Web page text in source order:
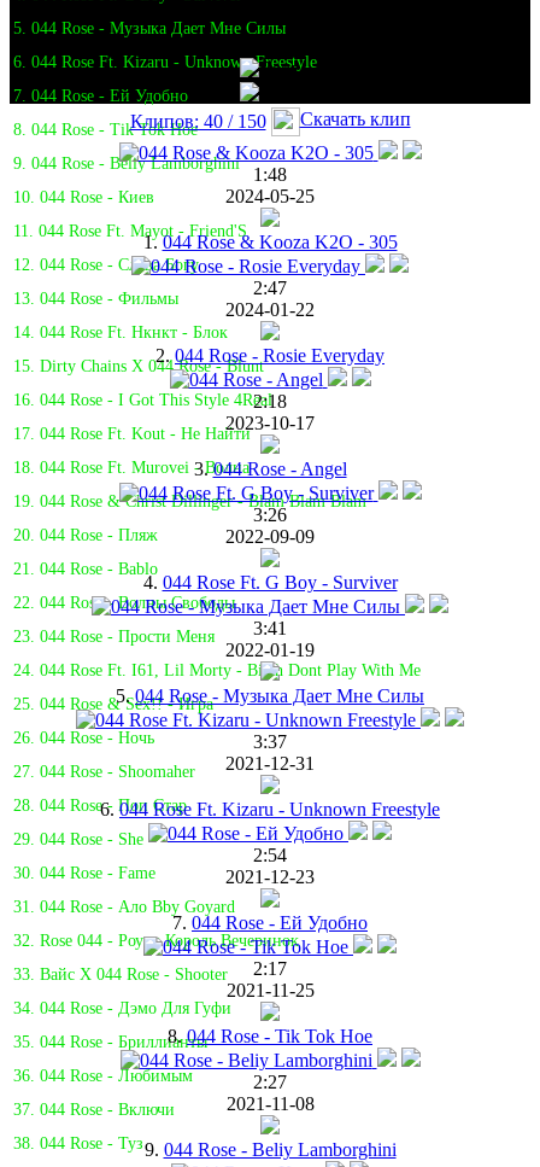
5. 044 Rose - Музыка Дает Мне Силы
6. 044 Rose Ft. Kizaru - Unknown Freestyle
7. 044 Rose - Ей Удобно
8. 044 Rose - Tik Tok Hoe
9. 044 Rose - Beliy Lamborghini
10. 044 Rose - Киев
11. 044 Rose Ft. Mayot - Friend'S
12. 044 Rose - Слава Богу
13. 044 Rose - Фильмы
14. 044 Rose Ft. Нкнкт - Блок
15. Dirty Chains X 044 Rose - Blunt
16. 044 Rose - I Got This Style 4Real
17. 044 Rose Ft. Kout - Не Найти
18. 044 Rose Ft. Murovei - Волна
19. 044 Rose & Christ Dillinger - Blam Blam Blam
20. 044 Rose - Пляж
21. 044 Rose - Bablo
22. 044 Rose - Волны Свободы
23. 044 Rose - Прости Меня
24. 044 Rose Ft. I61, Lil Morty - Bitch Dont Play With Me
25. 044 Rose & Sex!! - Игра
26. 044 Rose - Ночь
27. 044 Rose - Shoomaher
28. 044 Rose - Поп Стар
29. 044 Rose - She
30. 044 Rose - Fame
31. 044 Rose - Ало Bby Goyard
32. Rose 044 - Роузи Король Вечеринок
33. Вайс Х 044 Rose - Shooter
34. 044 Rose - Дэмо Для Гуфи
35. 044 Rose - Бриллианты
36. 044 Rose - Любимым
37. 044 Rose - Включи
38. 044 Rose - Туз
Клипов: 40 / 150 Скачать клип
1:48
2024-05-25
1.044 Rose & Kooza K2O - 305
2:47
2024-01-22
2.044 Rose - Rosie Everyday
2:18
2023-10-17
3.044 Rose - Angel
3:26
2022-09-09
4. 044 Rose Ft. G Boy - Surviver
3:41
2022-01-19
5.044 Rose - Музыка Дает Мне Силы
3:37
2021-12-31
6.044 Rose Ft. Kizaru - Unknown Freestyle
2:54
2021-12-23
7. 044 Rose - Ей Удобно
2:17
2021-11-25
8.044 Rose - Tik Tok Hoe
2:27
2021-11-08
9. 044 Rose - Beliy Lamborghini